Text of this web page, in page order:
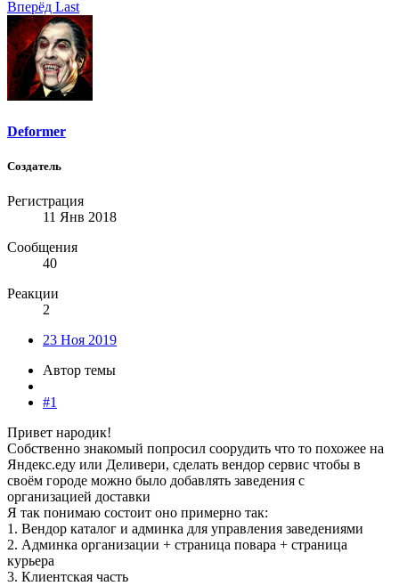
Вперёд Last
Deformer
Создатель
Регистрация
11 Янв 2018
Сообщения
40
Реакции
2
23 Ноя 2019
Автор темы
#1
Привет народик!
Собственно знакомый попросил соорудить что то похожее на
Яндекс.еду или Деливери, сделать вендор сервис чтобы в
своём городе можно было добавлять заведения с
организацией доставки
Я так понимаю состоит оно примерно так:
1. Вендор каталог и админка для управления заведениями
2. Админка организации + страница повара + страница
курьера
3. Клиентская часть